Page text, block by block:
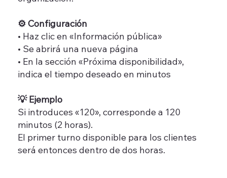
⚙️ Configuración
• Haz clic en «Información pública»
• Se abrirá una nueva página
• En la sección «Próxima disponibilidad»,
indica el tiempo deseado en minutos
💡 Ejemplo
Si introduces «120», corresponde a 120
minutos (2 horas).
El primer turno disponible para los clientes
será entonces dentro de dos horas.